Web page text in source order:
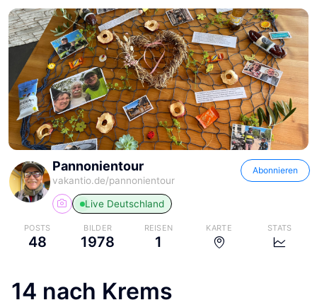
Pannonientour
vakantio.de/pannonientour
Abonnieren
Live Deutschland
POSTS
48
BILDER
1978
REISEN
1
KARTE STATS
14 nach Krems